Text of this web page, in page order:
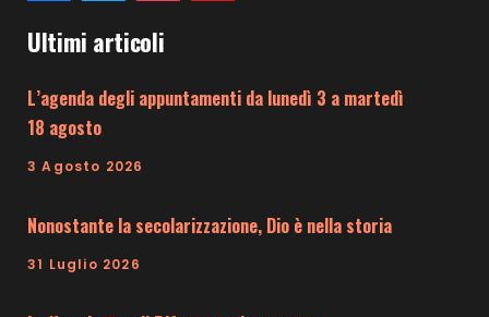
Ultimi articoli
L’agenda degli appuntamenti da lunedì 3 a martedì
18 agosto
3 Agosto 2026
Nonostante la secolarizzazione, Dio è nella storia
31 Luglio 2026